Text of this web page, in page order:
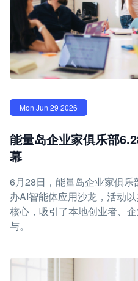
Mon Jun 29 2026
能量岛企业家俱乐部
幕
6月28日，能量岛企业家俱
办AI智能体应用沙龙，活动
核心，吸引了本地创业者、
与。